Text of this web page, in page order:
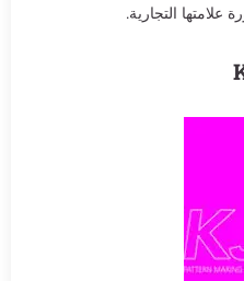
علامتها التجارية.